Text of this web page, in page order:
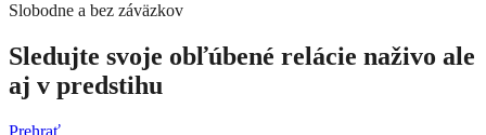
Slobodne a bez záväzkov
Sledujte svoje obľúbené relácie naživo ale
aj v predstihu